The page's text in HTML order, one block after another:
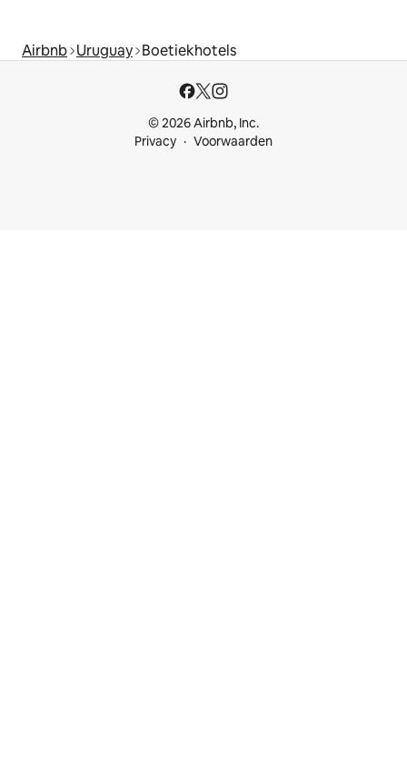
Airbnb Uruguay Boetiekhotels
© 2026 Airbnb, Inc.
Privacy
Voorwaarden